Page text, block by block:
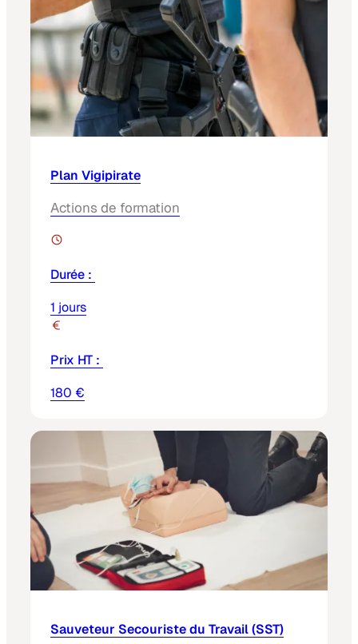
Plan Vigipirate
Actions de formation
Durée :
1 jours
Prix HT :
180 €
Sauveteur Secouriste du Travail (SST)